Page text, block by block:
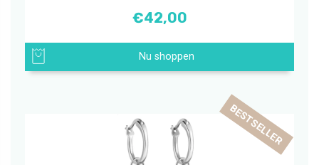
€42,00
Nu shoppen
BESTSELLER